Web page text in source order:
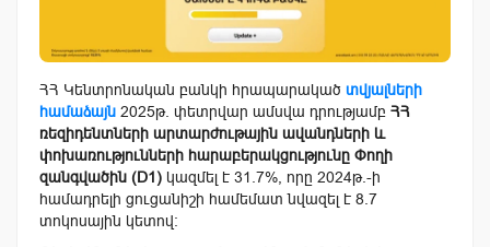
ՀՀ Կենտրոնական բանկի հրապարակած տվյալների
համաձայն 2025թ. փետրվար ամսվա դրությամբ ՀՀ
ռեզիդենտների արտարժութային ավանդների և
փոխառությունների հարաբերակցությունը Փողի
զանգվածին (D1) կազմել է 31.7%, որը 2024թ.-ի
համադրելի ցուցանիշի համեմատ նվազել է 8.7
տոկոսային կետով։